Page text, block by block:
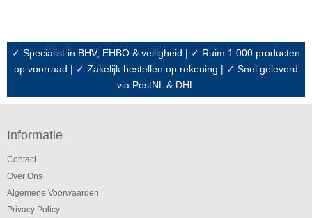
✓ Specialist in BHV, EHBO & veiligheid | ✓ Ruim 1.000 producten
op voorraad | ✓ Zakelijk bestellen op rekening | ✓ Snel geleverd
via PostNL & DHL
Informatie
Contact
Over Ons
Algemene Voorwaarden
Privacy Policy